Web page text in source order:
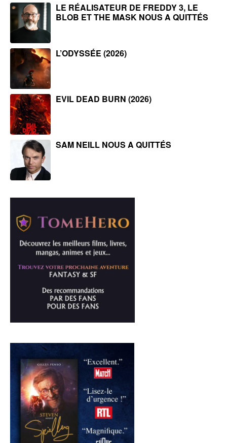
LE RÉALISATEUR DE FREDDY 3, LE
BLOB ET THE MASK NOUS A QUITTÉS
L’ODYSSÉE (2026)
EVIL DEAD BURN (2026)
SAM NEILL NOUS A QUITTÉS